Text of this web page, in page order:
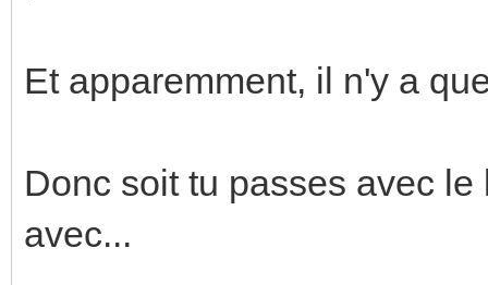
Et apparemment, il n'y a
Donc soit tu passes avec
avec...